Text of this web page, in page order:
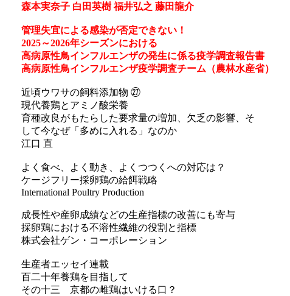
森本実奈子 白田英樹 福井弘之 藤田龍介
管理失宜による感染が否定できない！
2025～2026年シーズンにおける
高病原性鳥インフルエンザの発生に係る疫学調査報告書
高病原性鳥インフルエンザ疫学調査チーム（農林水産省）
近頃ウワサの飼料添加物 ㉗
現代養鶏とアミノ酸栄養
育種改良がもたらした要求量の増加、欠乏の影響、そ
して今なぜ「多めに入れる」なのか
江口 直
よく食べ、よく動き、よくつつくへの対応は？
ケージフリー採卵鶏の給餌戦略
International Poultry Production
成長性や産卵成績などの生産指標の改善にも寄与
採卵鶏における不溶性繊維の役割と指標
株式会社ゲン・コーポレーション
生産者エッセイ連載
百二十年養鶏を目指して
その十三 京都の雌鶏はいける口？